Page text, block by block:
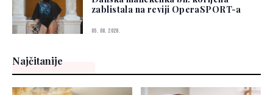
zablistala na reviji OperaSPORT-a
05. 08. 2026.
Najčitanije